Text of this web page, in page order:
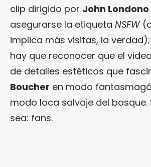
clip dirigido por John Londono
asegurarse la etiqueta NSFW
implica más visitas, la
hay que reconocer que el
de detalles estéticos que
Boucher en modo
modo loca salvaje del bosque.
sea: fans.